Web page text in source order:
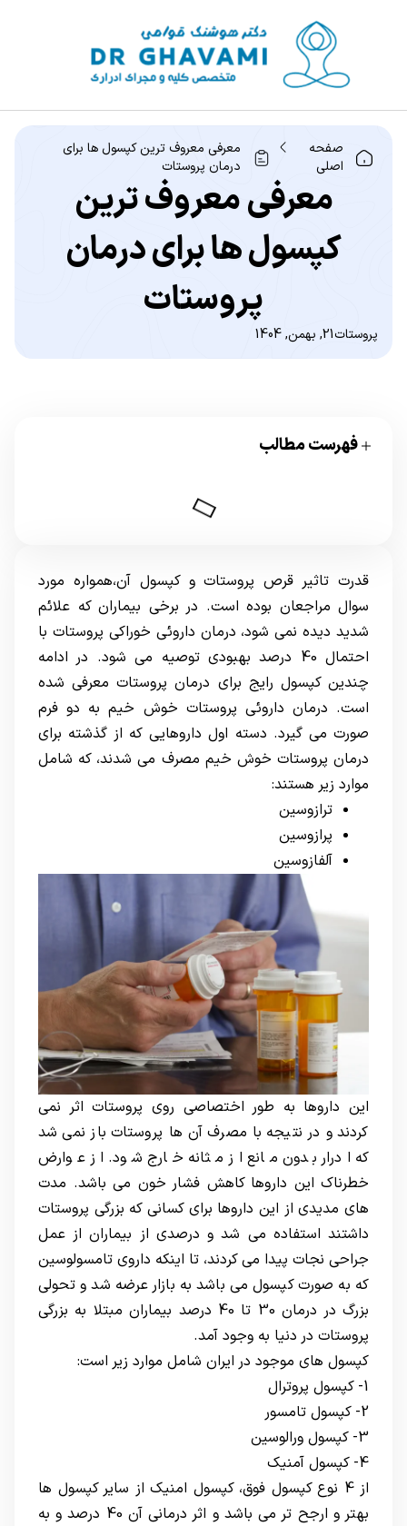
صفحه
اصلی
معرفی معروف ترین کپسول ها برای
درمان پروستات
معرفی معروف ترین
کپسول ها برای درمان
پروستات
پروستات21, بهمن, 1404
فهرست مطالب
قدرت تاثیر قرص پروستات و کپسول آن،همواره مورد
سوال مراجعان بوده است. در برخی بیماران که علائم
شدید دیده نمی شود، درمان داروئی خوراکی پروستات با
احتمال 40 درصد بهبودی توصیه می شود. در ادامه
چندین کپسول رایج برای درمان پروستات معرفی شده
است. درمان داروئی پروستات خوش خیم به دو فرم
صورت می گیرد. دسته اول داروهایی که از گذشته برای
درمان پروستات خوش خیم مصرف می شدند، که شامل
موارد زیر هستند:
ترازوسین
پرازوسین
آلفازوسین
این داروها به طور اختصاصی روی پروستات اثر نمی
کردند و در نتیجه با مصرف آن ها پروستات باز نمی شد
که ادرار بدون مانع از مثانه خارج شود. از عوارض
خطرناک این داروها کاهش فشار خون می باشد. مدت
های مدیدی از این داروها برای کسانی که بزرگی پروستات
داشتند استفاده می شد و درصدی از بیماران از عمل
جراحی نجات پیدا می کردند، تا اینکه داروی تامسولوسین
که به صورت کپسول می باشد به بازار عرضه شد و تحولی
بزرگ در درمان 30 تا 40 درصد بیماران مبتلا به بزرگی
پروستات در دنیا به وجود آمد.
کپسول های موجود در ایران شامل موارد زیر است:
1- کپسول پروترال
2- کپسول تامسور
3- کپسول ورالوسین
4- کپسول آمنیک
از 4 نوع کپسول فوق، کپسول امنیک از سایر کپسول ها
بهتر و ارجح تر می باشد و اثر درمانی آن 40 درصد و به